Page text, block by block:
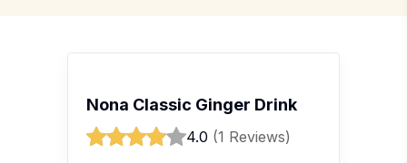
Nona Classic Ginger Drink
4.0 (1 Reviews)